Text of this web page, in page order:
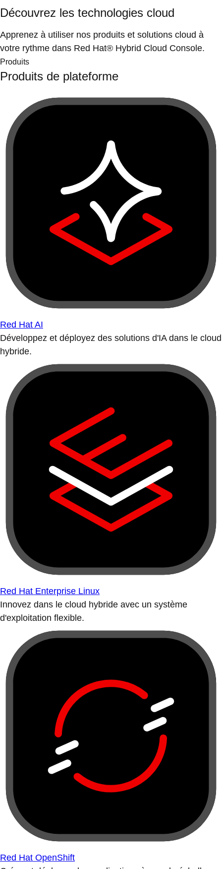
Découvrez les technologies cloud
Apprenez à utiliser nos produits et solutions cloud à
votre rythme dans Red Hat® Hybrid Cloud Console.
Produits
Produits de plateforme
Red Hat AI
Développez et déployez des solutions d'IA dans le cloud
hybride.
Red Hat Enterprise Linux
Innovez dans le cloud hybride avec un système
d'exploitation flexible.
Red Hat OpenShift